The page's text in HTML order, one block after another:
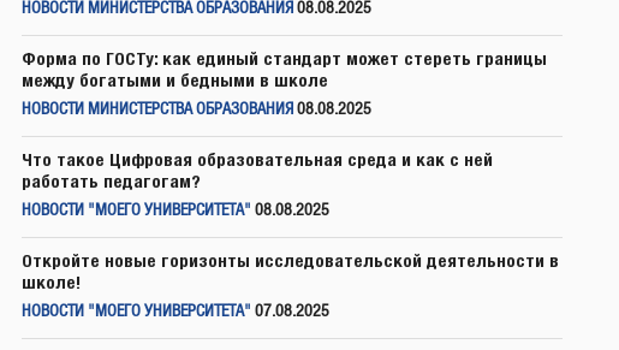
НОВОСТИ МИНИСТЕРСТВА ОБРАЗОВАНИЯ 08.08.2025
Форма по ГОСТу: как единый стандарт может стереть границы
между богатыми и бедными в школе
НОВОСТИ МИНИСТЕРСТВА ОБРАЗОВАНИЯ 08.08.2025
Что такое Цифровая образовательная среда и как с ней
работать педагогам?
НОВОСТИ "МОЕГО УНИВЕРСИТЕТА" 08.08.2025
Откройте новые горизонты исследовательской деятельности в
школе!
НОВОСТИ "МОЕГО УНИВЕРСИТЕТА" 07.08.2025